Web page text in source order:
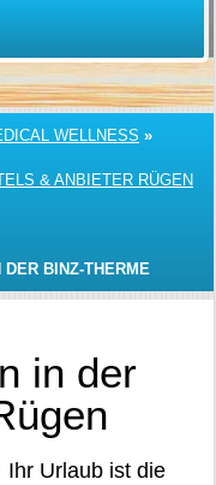
WELLNESS »
& ANBIETER RÜGEN
BINZ-THERME
in der
Ihr Urlaub ist die